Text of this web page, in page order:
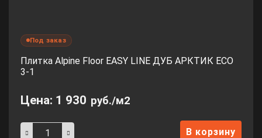
Под заказ
Плитка Alpine Floor EASY LINE ДУБ АРКТИК ЕСО
3-1
Цена: 1 930 руб./м2
В корзину